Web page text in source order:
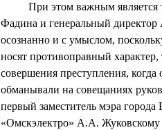
При этом важным является
Фадина и генеральный
осознанно и с умыслом,
носят противоправный
совершения преступления,
обманывали на совещаниях
первый заместитель мэра
«Омскэлектро» А.А. Жуковскому